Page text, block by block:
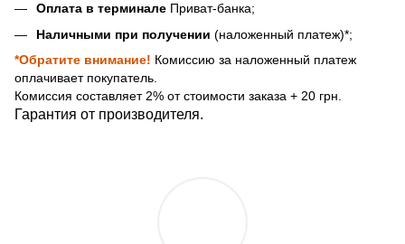
Оплата в терминале Приват-банка;
Наличными при получении (наложенный платеж)*;
*Обратите внимание! Комиссию за наложенный платеж
оплачивает покупатель.
Комиссия составляет 2% от стоимости заказа + 20 грн.
Гарантия от производителя.